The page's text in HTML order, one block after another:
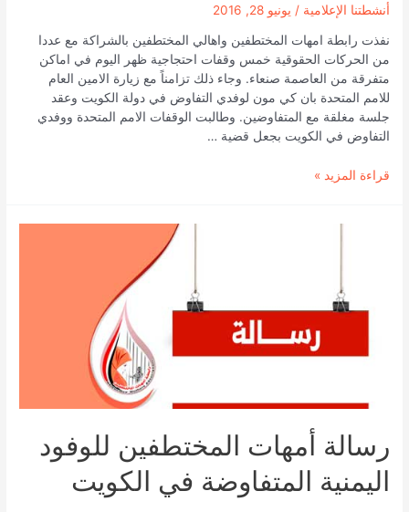
أنشطتنا الإعلامية / يونيو 28, 2016
نفذت رابطة امهات المختطفين واهالي المختطفين بالشراكة مع عددا
من الحركات الحقوقية خمس وقفات احتجاجية ظهر اليوم في اماكن
متفرقة من العاصمة صنعاء. وجاء ذلك تزامناً مع زيارة الامين العام
للامم المتحدة بان كي مون لوفدي التفاوض في دولة الكويت وعقد
جلسة مغلقة مع المتفاوضين. وطالبت الوقفات الامم المتحدة ووفدي
التفاوض في الكويت بجعل قضية …
صنعاء:
باطلاق
جماعة
قراءة المزيد »
رسالة أمهات المختطفين للوفود
اليمنية المتفاوضة في الكويت